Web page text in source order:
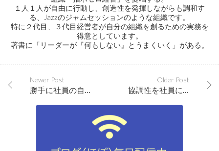
１人１人が自由に行動し、創造性を発揮しながらも調和す
る、Jazzのジャムセッションのような組織です。
特に２代目、３代目経営者が自分の組織を創るための実務を
得意としています。
著書に「リーダーが『何もしない』とうまくいく」がある。
Newer Post Older Post